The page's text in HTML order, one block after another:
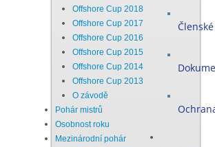
Offshore Cup 2018
Offshore Cup 2017
Offshore Cup 2016
Offshore Cup 2015
Offshore Cup 2014
Offshore Cup 2013
O závodě
Pohár mistrů
Osobnost roku
Mezinárodní pohár